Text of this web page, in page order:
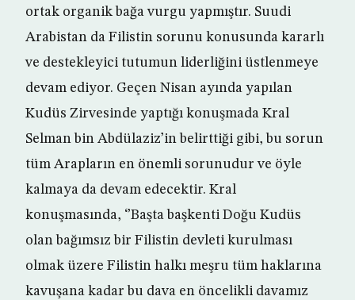
ortak organik bağa vurgu yapmıştır. Suudi
Arabistan da Filistin sorunu konusunda kararlı
ve destekleyici tutumun liderliğini üstlenmeye
devam ediyor. Geçen Nisan ayında yapılan
Kudüs Zirvesinde yaptığı konuşmada Kral
Selman bin Abdülaziz’in belirttiği gibi, bu sorun
tüm Arapların en önemli sorunudur ve öyle
kalmaya da devam edecektir. Kral
konuşmasında, ‘’Başta başkenti Doğu Kudüs
olan bağımsız bir Filistin devleti kurulması
olmak üzere Filistin halkı meşru tüm haklarına
kavuşana kadar bu dava en öncelikli davamız